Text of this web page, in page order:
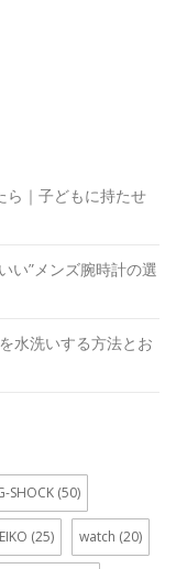
ら｜子どもに持たせ
い”メンズ腕時計の選
水洗いする方法とお
SHOCK (50)
(25) watch (20)